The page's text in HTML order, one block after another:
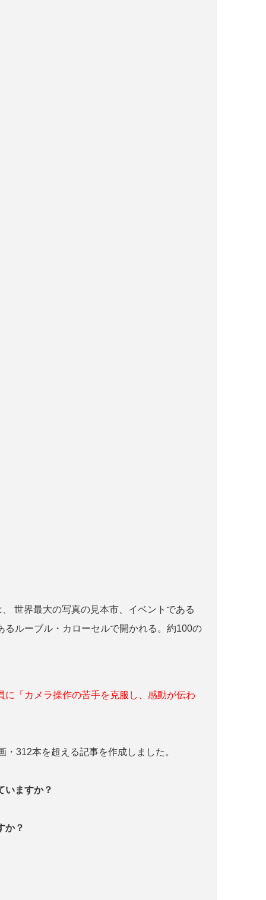
世界最大の写真の見本市、イベントである
ルーブル・カローセルで開かれる。約100の
「カメラ操作の苦手を克服し、感動が伝わ
312本を超える記事を作成しました。
いますか？
か？